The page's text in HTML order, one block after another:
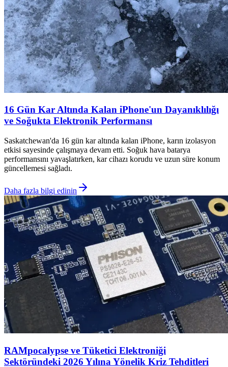
16 Gün Kar Altında Kalan iPhone'un Dayanıklılığı
ve Soğukta Elektronik Performansı
Saskatchewan'da 16 gün kar altında kalan iPhone, karın izolasyon
etkisi sayesinde çalışmaya devam etti. Soğuk hava batarya
performansını yavaşlatırken, kar cihazı korudu ve uzun süre konum
güncellemesi sağladı.
Daha fazla bilgi edinin
RAMpocalypse ve Tüketici Elektroniği
Sektöründeki 2026 Yılına Yönelik Kriz Tehditleri